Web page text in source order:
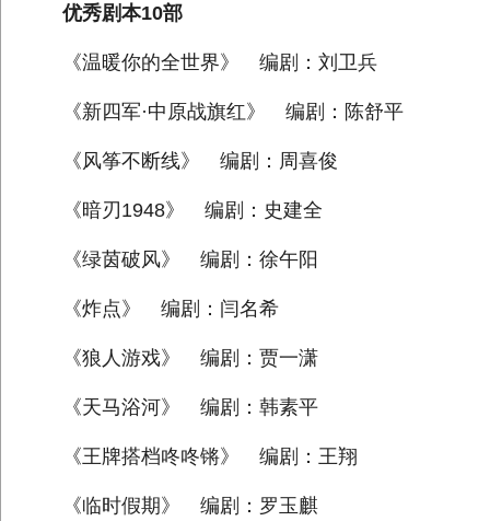
优秀剧本10部
《温暖你的全世界》 编剧：刘卫兵
《新四军·中原战旗红》 编剧：陈舒平
《风筝不断线》 编剧：周喜俊
《暗刃1948》 编剧：史建全
《绿茵破风》 编剧：徐午阳
《炸点》 编剧：闫名希
《狼人游戏》 编剧：贾一潇
《天马浴河》 编剧：韩素平
《王牌搭档咚咚锵》 编剧：王翔
《临时假期》 编剧：罗玉麒